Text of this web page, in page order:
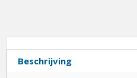
Beschrijving